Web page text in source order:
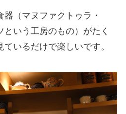
（マヌファクトゥラ・
いう工房のもの）がたく
いるだけで楽しいです。